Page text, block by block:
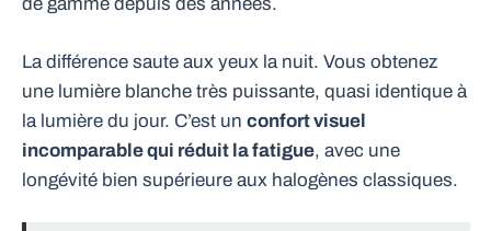
La différence saute aux yeux la nuit. Vous obtenez
une lumière blanche très puissante, quasi identique à
la lumière du jour. C’est un confort visuel
incomparable qui réduit la fatigue, avec une
longévité bien supérieure aux halogènes classiques.